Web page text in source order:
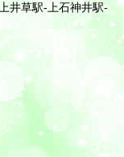
井草駅-上石神井駅-